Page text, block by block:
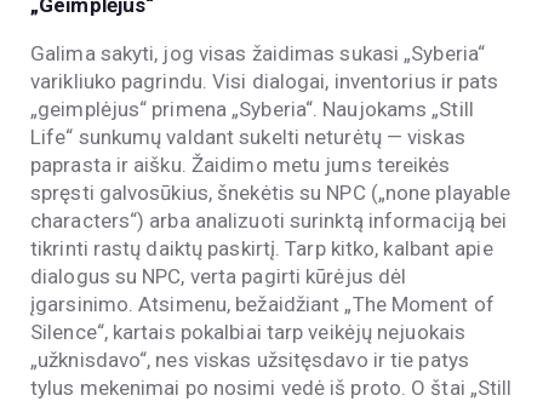
Galima sakyti, jog visas žaidimas sukasi „Syberia“
varikliuko pagrindu. Visi dialogai, inventorius ir pats
„geimplėjus“ primena „Syberia“. Naujokams „Still
Life“ sunkumų valdant sukelti neturėtų — viskas
paprasta ir aišku. Žaidimo metu jums tereikės
spręsti galvosūkius, šnekėtis su NPC („none playable
characters“) arba analizuoti surinktą informaciją bei
tikrinti rastų daiktų paskirtį. Tarp kitko, kalbant apie
dialogus su NPC, verta pagirti kūrėjus dėl
įgarsinimo. Atsimenu, bežaidžiant „The Moment of
Silence“, kartais pokalbiai tarp veikėjų nejuokais
„užknisdavo“, nes viskas užsitęsdavo ir tie patys
tylus mekenimai po nosimi vedė iš proto. O štai „Still